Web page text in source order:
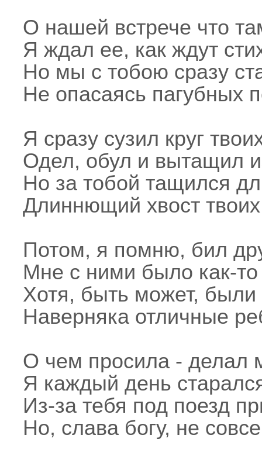
О нашей встрече что
Я ждал ее, как ждут
Но мы с тобою сразу
Не опасаясь пагубных
Я сразу сузил круг
Одел, обул и вытащил
Но за тобой тащился
Длиннющий хвост твоих
Потом, я помню, бил
Мне с ними было как-
Хотя, быть может, были
Наверняка отличные
О чем просила - делал
Я каждый день
Из-за тебя под поезд
Но, слава богу, не